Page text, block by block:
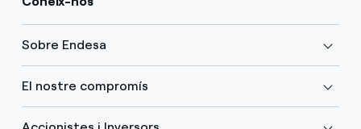
Sobre Endesa
El nostre compromís